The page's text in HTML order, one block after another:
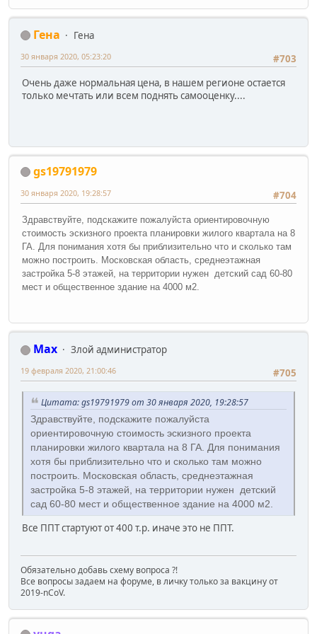
Гена
Гена
#703
30 января 2020, 05:23:20
Очень даже нормальная цена, в нашем регионе остается
только мечтать или всем поднять самооценку....
gs19791979
#704
30 января 2020, 19:28:57
Здравствуйте, подскажите пожалуйста ориентировочную
стоимость эскизного проекта планировки жилого квартала на 8
ГА. Для понимания хотя бы приблизительно что и сколько там
можно построить. Московская область, среднеэтажная
застройка 5-8 этажей, на территории нужен детский сад 60-80
мест и общественное здание на 4000 м2.
Max
Злой администратор
#705
19 февраля 2020, 21:00:46
Цитата: gs19791979 от 30 января 2020, 19:28:57
Здравствуйте, подскажите пожалуйста
ориентировочную стоимость эскизного проекта
планировки жилого квартала на 8 ГА. Для понимания
хотя бы приблизительно что и сколько там можно
построить. Московская область, среднеэтажная
застройка 5-8 этажей, на территории нужен детский
сад 60-80 мест и общественное здание на 4000 м2.
Все ППТ стартуют от 400 т.р. иначе это не ППТ.
Обязательно добавь схему вопроса ?!
Все вопросы задаем на форуме, в личку только за вакцину от
2019-nCoV.